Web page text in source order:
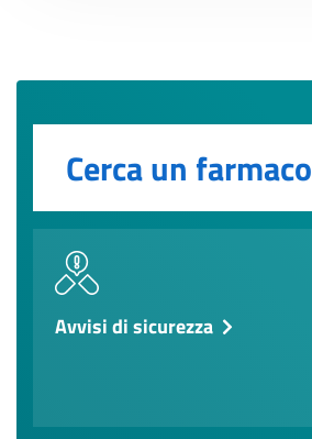
Cerca un farmaco
Avvisi di sicurezza